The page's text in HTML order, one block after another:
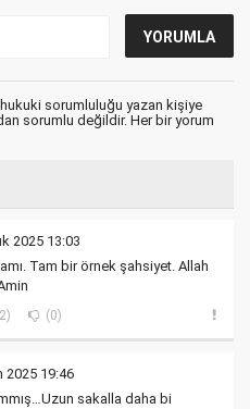
hukuki sorumluluğu yazan kişiye
sorumlu değildir. Her bir yorum
2025 13:03
Tam bir örnek şahsiyet. Allah
(0)
2025 19:46
sakalla daha bi